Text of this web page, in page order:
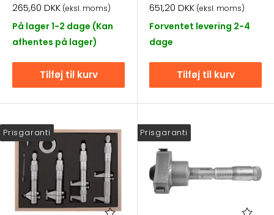
Salgspris
265,60 DKK (eksl. moms)
På lager 1-2 dage (Kan
afhentes på lager)
Tilføj til kurv
Salgspris
651,20 DKK (eksl. moms)
Forventet levering 2-4
dage
Tilføj til kurv
Prisgaranti Prisgaranti